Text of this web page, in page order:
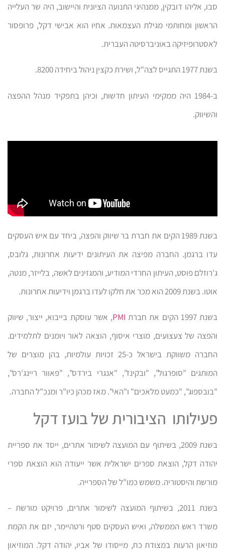
סבו, אליהו דובקין, ממנהיגי התנועה הציונית והיישוב, היה שר העלייה
הראשון ומחותמי מגילת העצמאות. אחיו הוא אבישי דקל, פרופסור
לאסטרופיזיקה באוניברסיטה העברית.
בשנת 1977 התגייס לצה"ל, ושירת כקצין ניהול ביחידה 8200.
ב-1984 היה ממקימי העיתון חדשות, וכיהן בתפקיד מנהל ההפצה
והשיווק.
בשנת 1989 הקים את חברת בר שיווק והפצה, ביחד עם איש העסקים
עדו ברגמן. החברה מפיצה את העיתונים ידיעות אחרונות, גלובס,
ג'רוזלם פוסט, העיתון החרדי המודיע, והמגזינים לאשה, בלייזר, מנטה,
אוטו. בשנת 2009 הוא מכר את חלקו לעדו ברגמן וידיעות אחרונות.
בשנת 1997 הקים את חברת PMI, אשר עוסקת בייבוא, ייצור, שיווק
והפצה של צעצועים, מוצרי איסוף, הוצאה לאור ויומנים לתלמידים.
החברה משווקת בישראל כ-25 זכויות עולמיות, בהן מוצרים של
המותגים "סופרגול", "ובקינז", "אנגרי בירדס", "פאוור ריינג'רס",
"בובספוג", "כמעט מלאכים" ו"האי". מאז מכהן כיו"ר ומנכ"ל החברה.
פעילותו הציבורית של בועז דקל
בשנת 2009, בשיתוף עם המועצה לשימור אתרים, ייסד את ספריית
יהודה דקל, הוצאת ספרים ישראלית אשר ייעודה הוא הוצאת ספרי
מורשת והיסטוריה. משמש כמו"ל של הספרייה.
בשנת 2011, בשיתוף המועצה לשימור אתרים, פרויקט מורשת –
משרד ראש הממשלה, ואיש העסקים סטף ורטהיימר, יזם את הקמת
מוזיאון הרעות במצודת כח, מייסודו של אביו, יהודה דקל. המוזיאון